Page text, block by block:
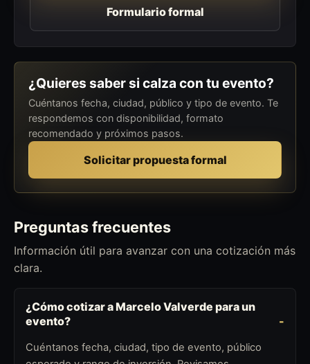
Formulario formal
¿Quieres saber si calza con tu evento?
Cuéntanos fecha, ciudad, público y tipo de evento. Te
respondemos con disponibilidad, formato
recomendado y próximos pasos.
Solicitar propuesta formal
Preguntas frecuentes
Información útil para avanzar con una cotización más
clara.
¿Cómo cotizar a Marcelo Valverde para un
evento?
Cuéntanos fecha, ciudad, tipo de evento, público